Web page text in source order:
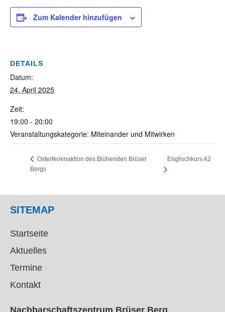
Zum Kalender hinzufügen
DETAILS
Datum:
24. April 2025
Zeit:
19:00 - 20:00
Veranstaltungskategorie: Miteinander und Mitwirken
Osterferienaktion des Blühenden Brüser
Bergs
Englischkurs A2
SITEMAP
Startseite
Aktuelles
Termine
Kontakt